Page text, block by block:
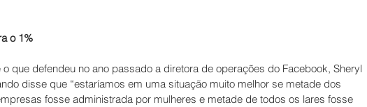
o 1%
o que defendeu no ano passado a diretora de operações do Facebook, Sheryl
disse que “estaríamos em uma situação muito melhor se metade dos
fosse administrada por mulheres e metade de todos os lares fosse